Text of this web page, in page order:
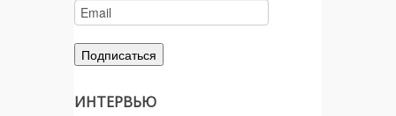
ИНТЕРВЬЮ